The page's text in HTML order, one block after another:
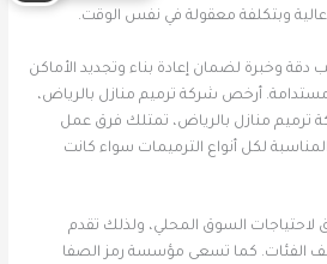
وبتكلفة معقولة في نفس الوقت.
دقة وخبرة لضمان إعادة بناء وتجديد الأماكن
أرخص شركة ترميم منازل بالرياض،
منازل بالرياض، تمتلك فرق عمل
لكل أنواع الترميمات سواء كانت
لاحتياجات السوق المحلي، ولذلك تقدم
الفئات. كما تسعى مؤسسة رمز الصفا